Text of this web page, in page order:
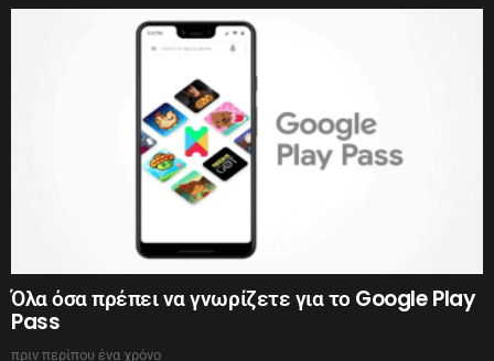
Όλα όσα πρέπει να γνωρίζετε για το Google Play
Pass
πριν περίπου ένα χρόνο